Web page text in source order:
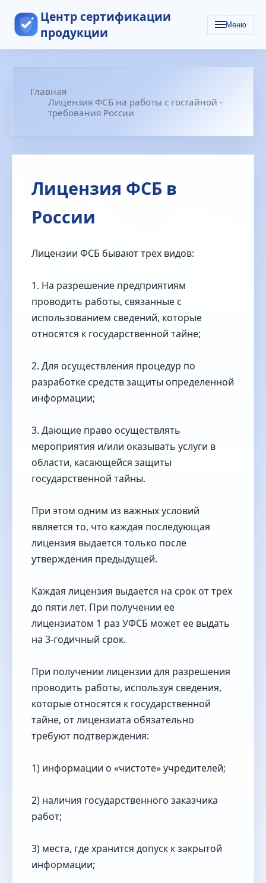
Центр сертификации
продукции
Меню
Главная
Лицензия ФСБ на работы с гостайной -
требования России
Лицензия ФСБ в
России
Лицензии ФСБ бывают трех видов:
1. На разрешение предприятиям
проводить работы, связанные с
использованием сведений, которые
относятся к государственной тайне;
2. Для осуществления процедур по
разработке средств защиты определенной
информации;
3. Дающие право осуществлять
мероприятия и/или оказывать услуги в
области, касающейся защиты
государственной тайны.
При этом одним из важных условий
является то, что каждая последующая
лицензия выдается только после
утверждения предыдущей.
Каждая лицензия выдается на срок от трех
до пяти лет. При получении ее
лицензиатом 1 раз УФСБ может ее выдать
на 3-годичный срок.
При получении лицензии для разрешения
проводить работы, используя сведения,
которые относятся к государственной
тайне, от лицензиата обязательно
требуют подтверждения:
1) информации о «чистоте» учредителей;
2) наличия государственного заказчика
работ;
3) места, где хранится допуск к закрытой
информации;